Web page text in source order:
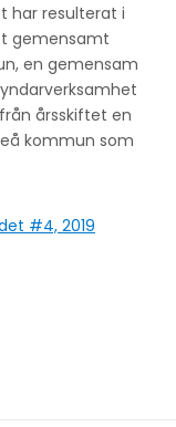
har resulterat i
gemensamt
en gemensam
årsskiftet en
kommun som
#4, 2019